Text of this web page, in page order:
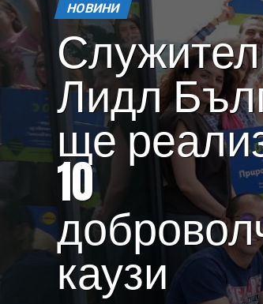
НОВИНИ
Лидл
ще
10
каузи